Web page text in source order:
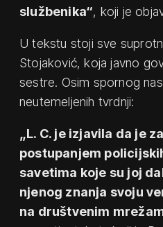
službenika“, koji je
U tekstu stoji sve
Stojaković, koja javno
sestre. Osim spornog
neutemeljenih tvrdnji:
„L. C. je izjavila da je
postupanjem
savetima koje su joj
njenog znanja svoju
na društvenim